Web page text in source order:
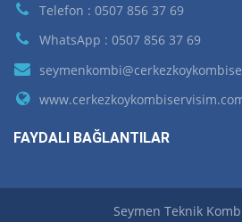
Telefon : 0507 856 37 69
WhatsApp : 0507 856 37 69
FAYDALI BAĞLANTILAR
Seymen Teknik